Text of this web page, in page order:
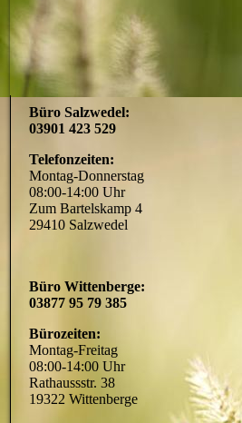
Büro Salzwedel:
03901 423 529
Telefonzeiten:
Montag-Donnerstag
08:00-14:00 Uhr
Zum Bartelskamp 4
29410 Salzwedel
Büro Wittenberge:
03877 95 79 385
Bürozeiten:
Montag-Freitag
08:00-14:00 Uhr
Rathaussstr. 38
19322 Wittenberge